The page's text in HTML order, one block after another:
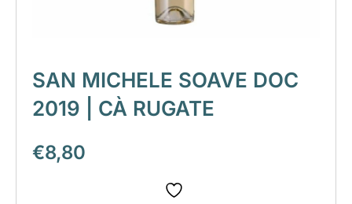
SAN MICHELE SOAVE DOC
2019 | CÀ RUGATE
€8,80